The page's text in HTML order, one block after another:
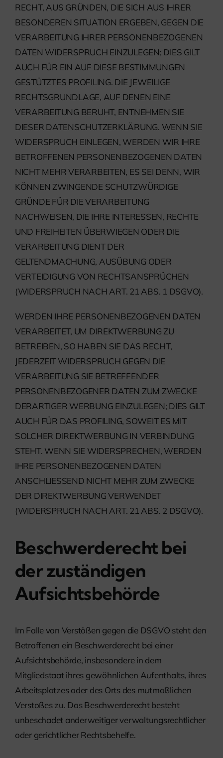
RECHT, AUS GRÜNDEN, DIE SICH AUS IHRER
BESONDEREN SITUATION ERGEBEN, GEGEN DIE
VERARBEITUNG IHRER PERSONENBEZOGENEN
DATEN WIDERSPRUCH EINZULEGEN; DIES GILT
AUCH FÜR EIN AUF DIESE BESTIMMUNGEN
GESTÜTZTES PROFILING. DIE JEWEILIGE
RECHTSGRUNDLAGE, AUF DENEN EINE
VERARBEITUNG BERUHT, ENTNEHMEN SIE
DIESER DATENSCHUTZERKLÄRUNG. WENN SIE
WIDERSPRUCH EINLEGEN, WERDEN WIR IHRE
BETROFFENEN PERSONENBEZOGENEN DATEN
NICHT MEHR VERARBEITEN, ES SEI DENN, WIR
KÖNNEN ZWINGENDE SCHUTZWÜRDIGE
GRÜNDE FÜR DIE VERARBEITUNG
NACHWEISEN, DIE IHRE INTERESSEN, RECHTE
UND FREIHEITEN ÜBERWIEGEN ODER DIE
VERARBEITUNG DIENT DER
GELTENDMACHUNG, AUSÜBUNG ODER
VERTEIDIGUNG VON RECHTSANSPRÜCHEN
(WIDERSPRUCH NACH ART. 21 ABS. 1 DSGVO).
WERDEN IHRE PERSONENBEZOGENEN DATEN
VERARBEITET, UM DIREKTWERBUNG ZU
BETREIBEN, SO HABEN SIE DAS RECHT,
JEDERZEIT WIDERSPRUCH GEGEN DIE
VERARBEITUNG SIE BETREFFENDER
PERSONENBEZOGENER DATEN ZUM ZWECKE
DERARTIGER WERBUNG EINZULEGEN; DIES GILT
AUCH FÜR DAS PROFILING, SOWEIT ES MIT
SOLCHER DIREKTWERBUNG IN VERBINDUNG
STEHT. WENN SIE WIDERSPRECHEN, WERDEN
IHRE PERSONENBEZOGENEN DATEN
ANSCHLIESSEND NICHT MEHR ZUM ZWECKE
DER DIREKTWERBUNG VERWENDET
(WIDERSPRUCH NACH ART. 21 ABS. 2 DSGVO).
Beschwerde­recht bei
der zuständigen
Aufsichts­behörde
Im Falle von Verstößen gegen die DSGVO steht den
Betroffenen ein Beschwerderecht bei einer
Aufsichtsbehörde, insbesondere in dem
Mitgliedstaat ihres gewöhnlichen Aufenthalts, ihres
Arbeitsplatzes oder des Orts des mutmaßlichen
Verstoßes zu. Das Beschwerderecht besteht
unbeschadet anderweitiger verwaltungsrechtlicher
oder gerichtlicher Rechtsbehelfe.